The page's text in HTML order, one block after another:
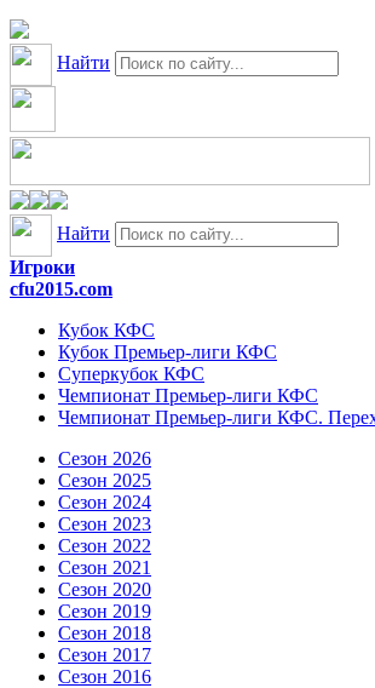
Найти
Найти
Игроки
cfu2015.com
Кубок КФС
Кубок Премьер-лиги КФС
Суперкубок КФС
Чемпионат Премьер-лиги КФС
Чемпионат Премьер-лиги КФС.
Сезон 2026
Сезон 2025
Сезон 2024
Сезон 2023
Сезон 2022
Сезон 2021
Сезон 2020
Сезон 2019
Сезон 2018
Сезон 2017
Сезон 2016